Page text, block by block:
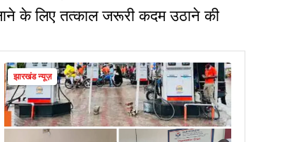
के लिए तत्काल जरूरी कदम उठाने की
झारखंड न्यूज़